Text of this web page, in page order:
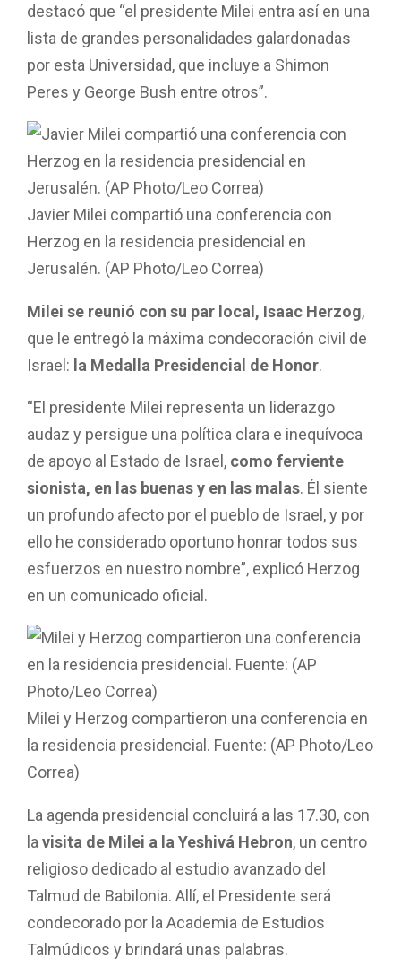
destacó que “el presidente Milei entra así en una
lista de grandes personalidades galardonadas
por esta Universidad, que incluye a Shimon
Peres y George Bush entre otros”.
Javier Milei compartió una conferencia con
Herzog en la residencia presidencial en
Jerusalén. (AP Photo/Leo Correa)
Milei se reunió con su par local, Isaac Herzog,
que le entregó la máxima condecoración civil de
Israel: la Medalla Presidencial de Honor.
“El presidente Milei representa un liderazgo
audaz y persigue una política clara e inequívoca
de apoyo al Estado de Israel, como ferviente
sionista, en las buenas y en las malas. Él siente
un profundo afecto por el pueblo de Israel, y por
ello he considerado oportuno honrar todos sus
esfuerzos en nuestro nombre”, explicó Herzog
en un comunicado oficial.
Milei y Herzog compartieron una conferencia en
la residencia presidencial. Fuente: (AP Photo/Leo
Correa)
La agenda presidencial concluirá a las 17.30, con
la visita de Milei a la Yeshivá Hebron, un centro
religioso dedicado al estudio avanzado del
Talmud de Babilonia. Allí, el Presidente será
condecorado por la Academia de Estudios
Talmúdicos y brindará unas palabras.